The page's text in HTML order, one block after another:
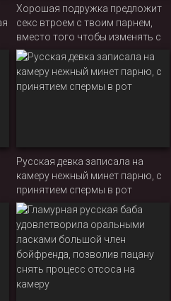
Хорошая подружка предложит
секс втроем с твоим парнем,
вместо того чтобы изменять с
ним за спиной!
Русская девка записала на
камеру нежный минет парню, с
принятием спермы в рот